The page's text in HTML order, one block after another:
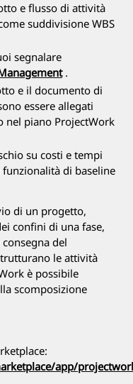
e flusso di attività
suddivisione WBS
segnalare
.
e il documento di
essere allegati
nel piano ProjectWork
su costi e tempi
di baseline
di un progetto,
confini di una fase,
del
le attività
è possibile
scomposizione
app/